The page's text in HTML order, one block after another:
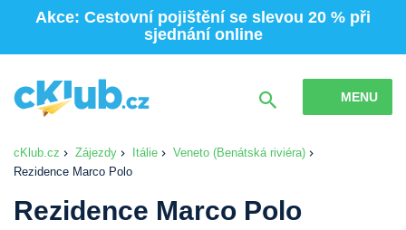
Akce: Cestovní pojištění se slevou 20 % při
sjednání online
MENU
cKlub.cz Zájezdy Itálie
Veneto (Benátská riviéra)
Rezidence Marco Polo
Rezidence Marco Polo